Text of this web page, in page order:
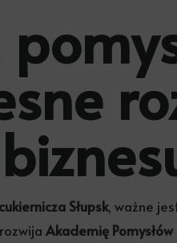
Słupsk, ważne
Akademię Pomysłów